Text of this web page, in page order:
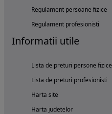
Regulament persoane fizice
Regulament profesionisti
Informatii utile
Lista de preturi persone fizice
Lista de preturi profesionisti
Harta site
Harta judetelor